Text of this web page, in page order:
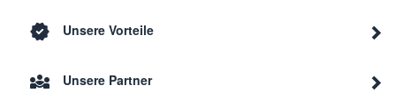
Unsere Vorteile
Unsere Partner